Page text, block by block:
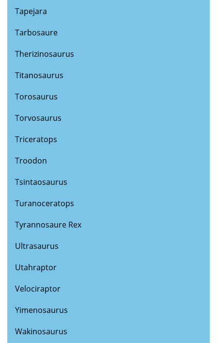
Tapejara
Tarbosaure
Therizinosaurus
Titanosaurus
Torosaurus
Torvosaurus
Triceratops
Troodon
Tsintaosaurus
Turanoceratops
Tyrannosaure Rex
Ultrasaurus
Utahraptor
Velociraptor
Yimenosaurus
Wakinosaurus